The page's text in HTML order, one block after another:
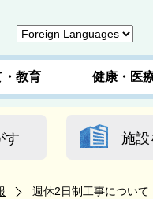
・教育 健康・医
す 施設
週休2日制工事について